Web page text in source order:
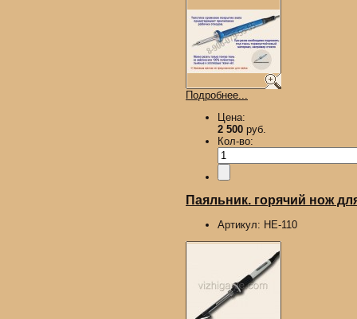
Подробнее...
Цена:
2 500 руб.
Кол-во:
Паяльник. горячий нож
Артикул: HE-110